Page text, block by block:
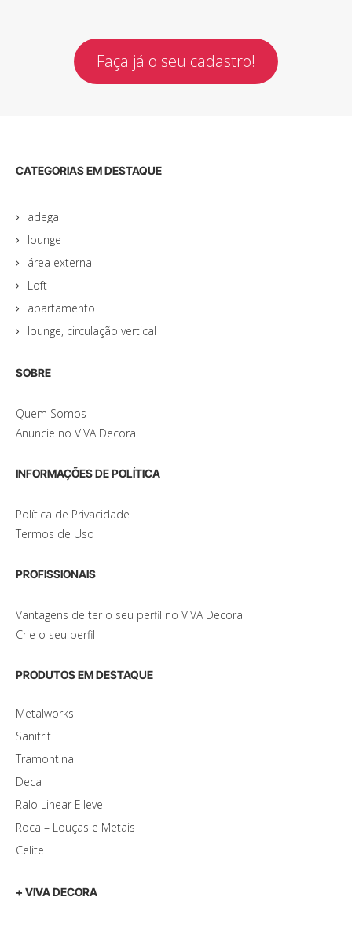
Faça já o seu cadastro!
CATEGORIAS EM DESTAQUE
adega
lounge
área externa
Loft
apartamento
lounge, circulação vertical
SOBRE
Quem Somos
Anuncie no VIVA Decora
INFORMAÇÕES DE POLÍTICA
Política de Privacidade
Termos de Uso
PROFISSIONAIS
Vantagens de ter o seu perfil no VIVA Decora
Crie o seu perfil
PRODUTOS EM DESTAQUE
Metalworks
Sanitrit
Tramontina
Deca
Ralo Linear Elleve
Roca – Louças e Metais
Celite
+ VIVA DECORA